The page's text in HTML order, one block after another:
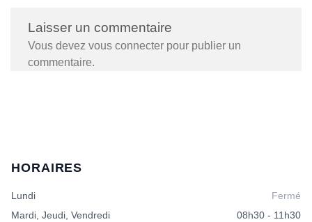
Laisser un commentaire
Vous devez vous connecter pour publier un
commentaire.
HORAIRES
Lundi
Fermé
Mardi, Jeudi, Vendredi
08h30 - 11h30